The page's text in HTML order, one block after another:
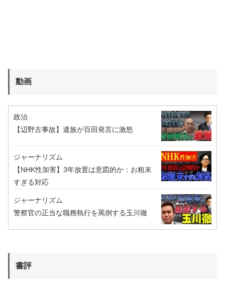
動画
政治
【辺野古事故】遺族が百田発言に激怒
ジャーナリズム
【NHK性加害】3年放置は意図的か：お粗末
すぎる対応
ジャーナリズム
警察官の正当な職務執行を罵倒する玉川徹
書評